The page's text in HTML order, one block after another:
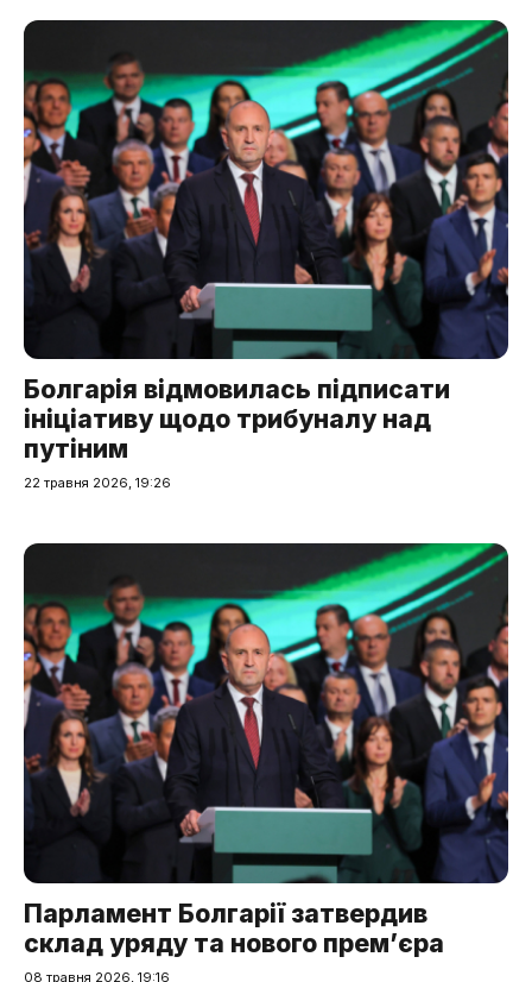
Болгарія відмовилась підписати
ініціативу щодо трибуналу над
путіним
22 травня 2026, 19:26
Парламент Болгарії затвердив
склад уряду та нового прем’єра
08 травня 2026, 19:16